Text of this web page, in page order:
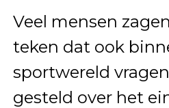
Veel mensen
teken dat ook
sportwereld
gesteld over het